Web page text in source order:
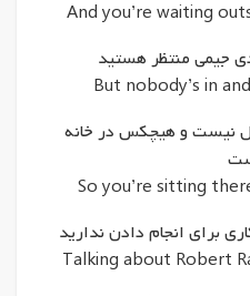
And you’re waiting
جیمی منتظر هستید
But nobody’s in
داخل نیست و هیچکس در خانه
So you’re sitting
برای انجام دادن ندارید
Talking about Robert